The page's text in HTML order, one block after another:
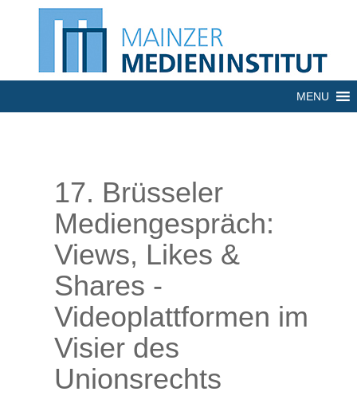
MENU
17. Brüsseler
Mediengespräch:
Views, Likes &
Shares -
Videoplattformen im
Visier des
Unionsrechts